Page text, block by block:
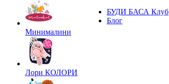
Минималини
Лори КОЛОРИ
БУДИ БАСА Клуб
Блог